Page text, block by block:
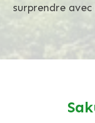
surprendre